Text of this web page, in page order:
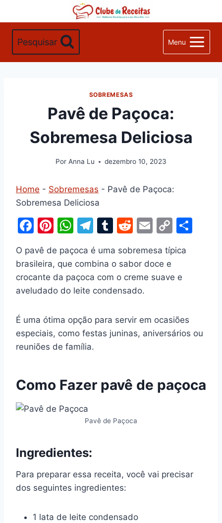
Conteúdo
Pesquisar Menu
SOBREMESAS
Pavê de Paçoca:
Sobremesa Deliciosa
Por Anna Lu dezembro 10, 2023
Home - Sobremesas - Pavê de Paçoca:
Sobremesa Deliciosa
F
c
e
b
o
k
Pi
er
e
st
W
at
s
A
p
T
el
e
gr
a
T
m
bl
r
R
d
di
t
E
ai
l
C
p
y
k
O pavê de paçoca é uma sobremesa típica
brasileira, que combina o sabor doce e
crocante da paçoca com o creme suave e
aveludado do leite condensado.
É uma ótima opção para servir em ocasiões
especiais, como festas juninas, aniversários ou
reuniões de família.
Como Fazer pavê de paçoca
Pavê de Paçoca
Ingredientes:
Para preparar essa receita, você vai precisar
dos seguintes ingredientes:
1 lata de leite condensado